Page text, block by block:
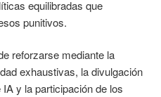
equilibradas que
punitivos.
reforzarse mediante la
exhaustivas, la divulgación
y la participación de los